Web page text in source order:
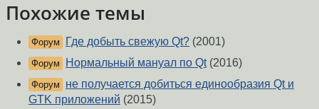
Похожие темы
Форум Где добыть свежую Qt? (2001)
Форум Нормальный мануал по Qt(2016)
Форум
не получается добиться единообразия Qt и
GTK приложений (2015)